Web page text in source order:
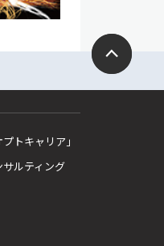
トキャリア」
ルティング